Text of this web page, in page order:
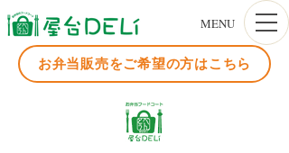
MENU
お弁当販売をご希望の方はこちら